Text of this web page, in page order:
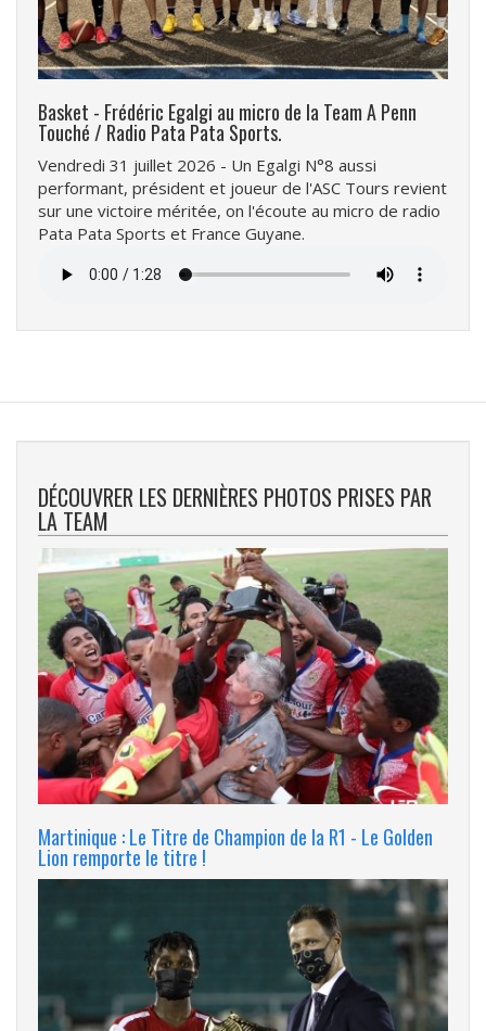
Basket - Frédéric Egalgi au micro de la Team A Penn
Touché / Radio Pata Pata Sports.
Vendredi 31 juillet 2026 - Un Egalgi N°8 aussi
performant, président et joueur de l'ASC Tours revient
sur une victoire méritée, on l'écoute au micro de radio
Pata Pata Sports et France Guyane.
audio
DÉCOUVRER LES DERNIÈRES PHOTOS PRISES PAR
LA TEAM
Martinique : Le Titre de Champion de la R1 - Le Golden
Lion remporte le titre !